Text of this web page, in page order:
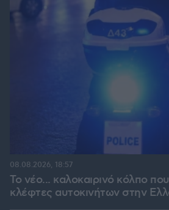
Το νέο... καλοκαιρινό κόλπο
κλέφτες αυτοκινήτων στην
08.08.2026, 18:57